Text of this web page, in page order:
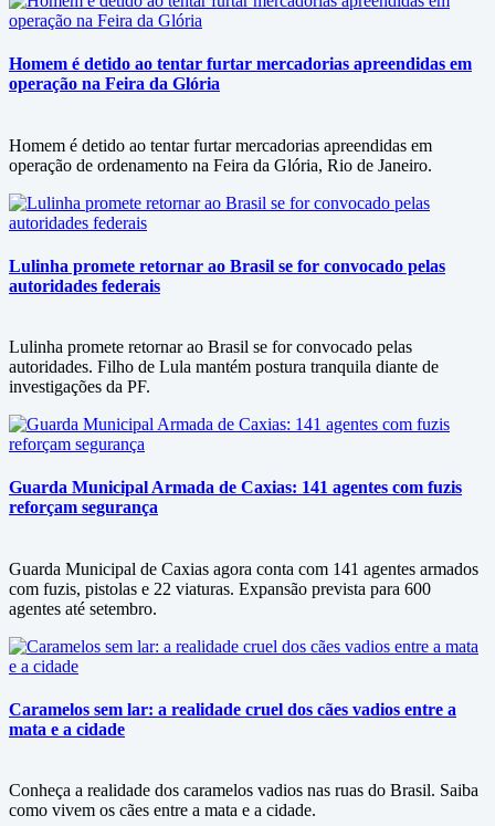
Homem é detido ao tentar furtar mercadorias apreendidas em
operação na Feira da Glória
Homem é detido ao tentar furtar mercadorias apreendidas em
operação de ordenamento na Feira da Glória, Rio de Janeiro.
Lulinha promete retornar ao Brasil se for convocado pelas
autoridades federais
Lulinha promete retornar ao Brasil se for convocado pelas
autoridades. Filho de Lula mantém postura tranquila diante de
investigações da PF.
Guarda Municipal Armada de Caxias: 141 agentes com fuzis
reforçam segurança
Guarda Municipal de Caxias agora conta com 141 agentes armados
com fuzis, pistolas e 22 viaturas. Expansão prevista para 600
agentes até setembro.
Caramelos sem lar: a realidade cruel dos cães vadios entre a
mata e a cidade
Conheça a realidade dos caramelos vadios nas ruas do Brasil. Saiba
como vivem os cães entre a mata e a cidade.